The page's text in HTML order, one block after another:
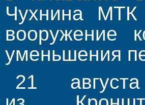
Чухнина МТК
вооружение
уменьшения
21